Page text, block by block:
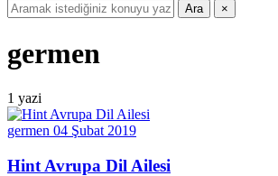
Ara ×
germen
1 yazi
germen 04 Şubat 2019
Hint Avrupa Dil Ailesi